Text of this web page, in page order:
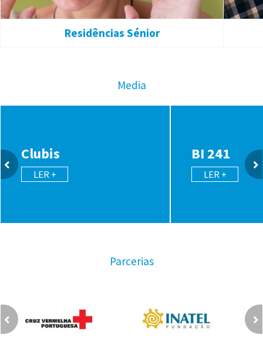
Residências Sénior
Media
Clubis
LER +
BI 241
LER +
Parcerias